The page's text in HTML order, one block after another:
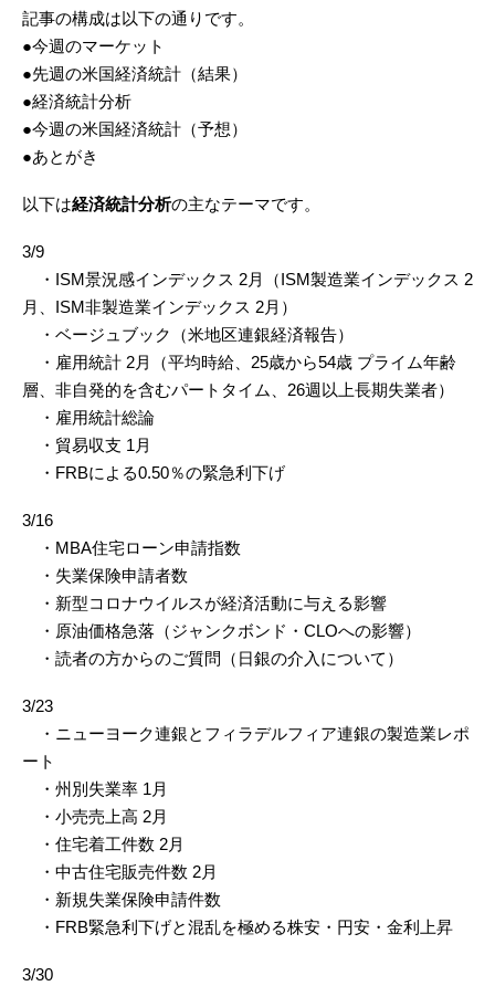
記事の構成は以下の通りです。
●今週のマーケット
●先週の米国経済統計（結果）
●経済統計分析
●今週の米国経済統計（予想）
●あとがき
以下は経済統計分析の主なテーマです。
3/9
・ISM景況感インデックス 2月（ISM製造業インデックス 2
月、ISM非製造業インデックス 2月）
・ベージュブック（米地区連銀経済報告）
・雇用統計 2月（平均時給、25歳から54歳 プライム年齢
層、非自発的を含むパートタイム、26週以上長期失業者）
・雇用統計総論
・貿易収支 1月
・FRBによる0.50％の緊急利下げ
3/16
・MBA住宅ローン申請指数
・失業保険申請者数
・新型コロナウイルスが経済活動に与える影響
・原油価格急落（ジャンクボンド・CLOへの影響）
・読者の方からのご質問（日銀の介入について）
3/23
・ニューヨーク連銀とフィラデルフィア連銀の製造業レポ
ート
・州別失業率 1月
・小売売上高 2月
・住宅着工件数 2月
・中古住宅販売件数 2月
・新規失業保険申請件数
・FRB緊急利下げと混乱を極める株安・円安・金利上昇
3/30